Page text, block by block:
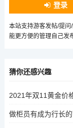
登录
本站支持游客发帖/提
能更方便的管理自己发
猜你还感兴趣
2021年双11黄金价
做柜员有成为行长